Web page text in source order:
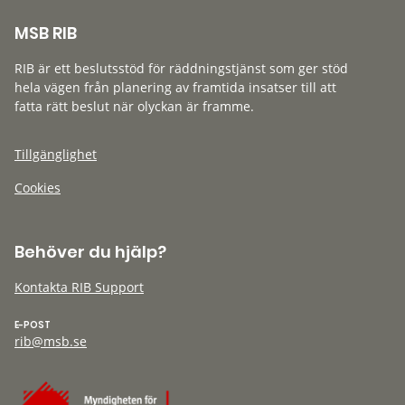
MSB RIB
RIB är ett beslutsstöd för räddningstjänst som ger stöd
hela vägen från planering av framtida insatser till att
fatta rätt beslut när olyckan är framme.
Tillgänglighet
Cookies
Behöver du hjälp?
Kontakta RIB Support
E-POST
rib@msb.se